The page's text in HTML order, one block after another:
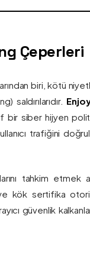
Çeperleri
biri, kötü
bir siber hijyen
trafiğini
tahkim etmek
ve kök sertifika
güvenlik